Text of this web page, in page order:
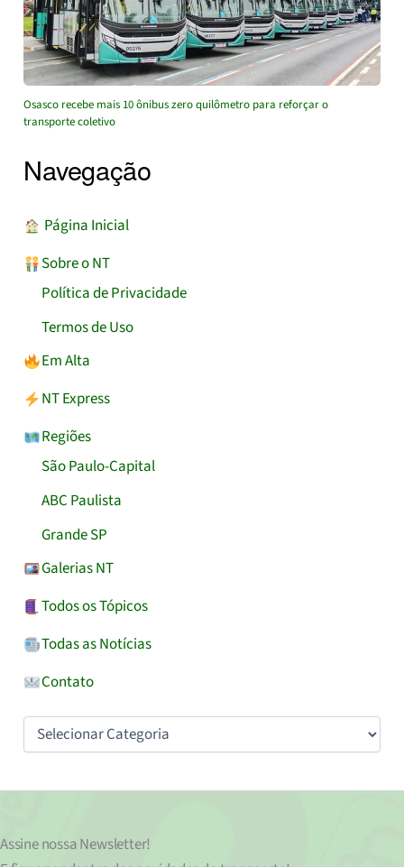
Osasco recebe mais 10 ônibus zero quilômetro para reforçar o
transporte coletivo
Navegação
︎ Página Inicial
Sobre o NT
Política de Privacidade
Termos de Uso
Em Alta
NT Express
Regiões
São Paulo-Capital
ABC Paulista
Grande SP
Galerias NT
Todos os Tópicos
Todas as Notícias
Contato
Assine nossaNewsletter!